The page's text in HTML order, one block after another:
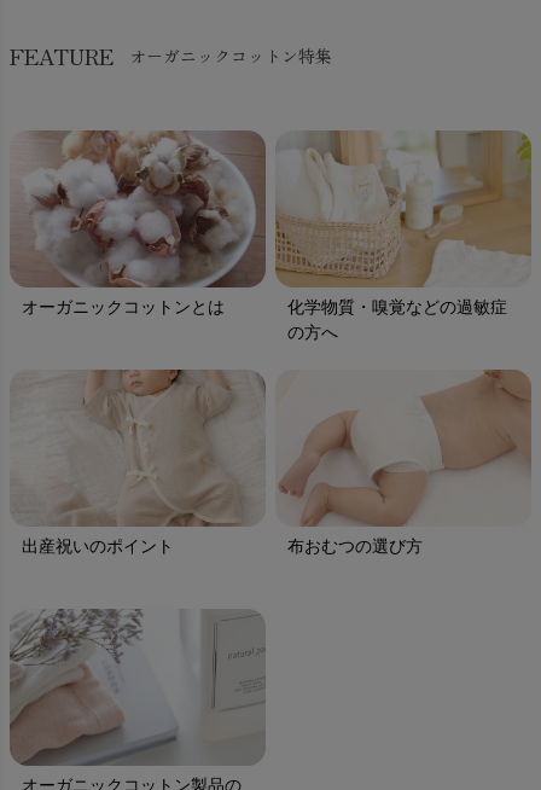
FEATURE オーガニックコットン特集
オーガニックコットンとは
化学物質・嗅覚などの過敏症
の方へ
出産祝いのポイント 布おむつの選び方
オーガニックコットン製品の